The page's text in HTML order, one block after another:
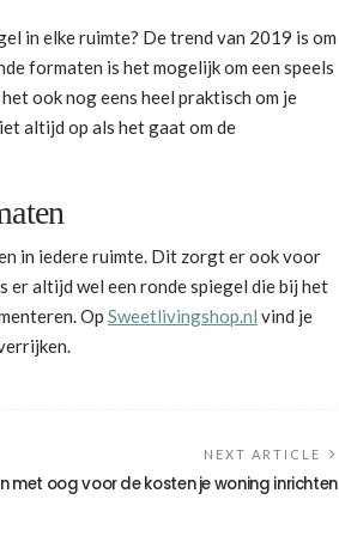
in elke ruimte? De trend van 2019 is om
formaten is het mogelijk om een speels
ook nog eens heel praktisch om je
altijd op als het gaat om de
in iedere ruimte. Dit zorgt er ook voor
er altijd wel een ronde spiegel die bij het
Op Sweetlivingshop.nl vind je
NEXT ARTICLE
met oog voor de kosten je woning inrichten